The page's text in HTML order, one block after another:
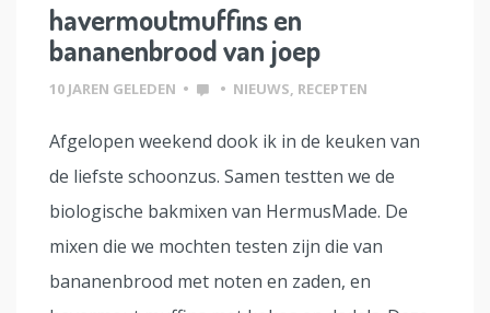
havermoutmuffins en
bananenbrood van joep
10 JAREN GELEDEN • • NIEUWS, RECEPTEN
Afgelopen weekend dook ik in de keuken van
de liefste schoonzus. Samen testten we de
biologische bakmixen van HermusMade. De
mixen die we mochten testen zijn die van
bananenbrood met noten en zaden, en